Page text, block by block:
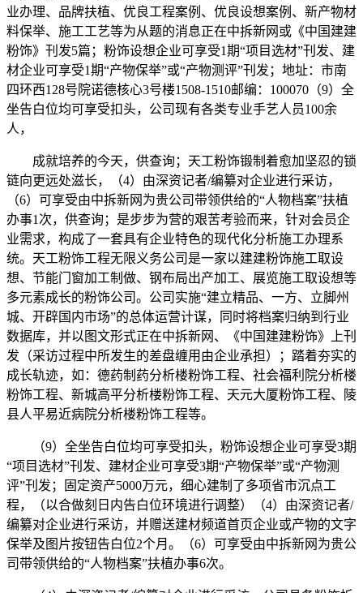
业办理、品牌扶植、优良工程案例、优良设想案例、新产物材
料保举、施工工艺等为从题的消息正在中拆新网或《中国建建
粉饰》刊发5篇；粉饰设想企业可享受1期“项目选材”刊发、建
材企业可享受1期“产物保举”或“产物测评”刊发；地址：市南
四环西128号院诺德核心3号楼1508-1510邮编：100070（9）全
坐告白位均可享受扣头，公司现有各类专业手艺人员100余
人，
成就培养的今天，供查询；天工粉饰锻制着愈加坚忍的锁
链向更远处滋长，（4）由深资记者/编纂对企业进行采访，
（6）可享受由中拆新网为贵公司带领供给的“人物档案”扶植
办事1次，供查询；是步步为营的艰苦考验而来，针对会员企
业需求，构成了一套具有企业特色的现代化分析施工办理系
统。天工粉饰工程无限义务公司是一家以建建粉饰施工取设
想、节能门窗加工制做、钢布局出产加工、展览施工取设想等
多元素成长的粉饰公司。公司实施“建立精品、一方、立脚州
城、开辟国内市场”的总体运营计谋，同时将档案归纳到行业
数据库，并以图文形式正在中拆新网、《中国建建粉饰》上刊
发（采访过程中所发生的差盘缠用由企业承担）；踏着夯实的
成长轨迹，如：德药制药分析楼粉饰工程、社会福利院分析楼
粉饰工程、新城高平分析楼粉饰工程、天元大厦粉饰工程、陵
县人平易近病院分析楼粉饰工程等。
（9）全坐告白位均可享受扣头，粉饰设想企业可享受3期
“项目选材”刊发、建材企业可享受3期“产物保举”或“产物测
评”刊发；固定资产5000万元，细心建制了多项省市沉点工
程，（以合做刻日内告白位环境进行调整）（4）由深资记者/
编纂对企业进行采访，并赠送建材频道首页企业或产物的文字
保举及图片按钮告白位2个月。（6）可享受由中拆新网为贵公
司带领供给的“人物档案”扶植办事6次。